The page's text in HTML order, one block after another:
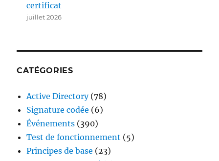
certificat
juillet 2026
CATÉGORIES
Active Directory(78)
Signature codée (6)
Événements (390)
Test de fonctionnement (5)
Principes de base (23)